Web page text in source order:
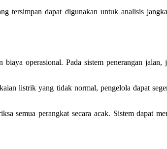
tersimpan dapat digunakan untuk analisis
operasional. Pada sistem penerangan
listrik yang tidak normal, pengelola dapat
semua perangkat secara acak. Sistem dapat